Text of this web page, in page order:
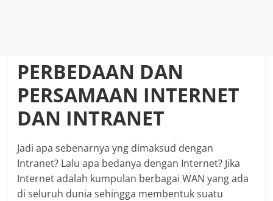
PERBEDAAN DAN
PERSAMAAN INTERNET
DAN INTRANET
Jadi apa sebenarnya yng dimaksud dengan
Intranet? Lalu apa bedanya dengan Internet? Jika
Internet adalah kumpulan berbagai WAN yang ada
di seluruh dunia sehingga membentuk suatu